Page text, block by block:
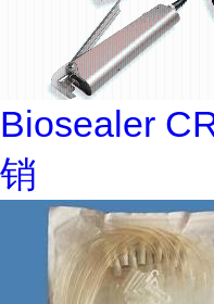
Biosealer
销